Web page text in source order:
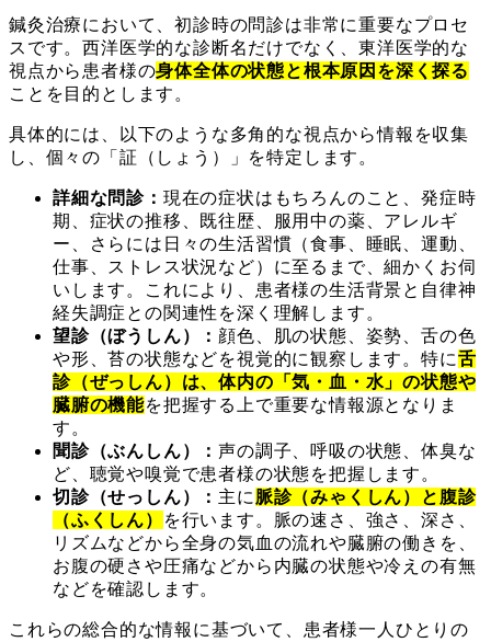
鍼灸治療において、初診時の問診は非常に重要なプロセ
スです。西洋医学的な診断名だけでなく、東洋医学的な
視点から患者様の身体全体の状態と根本原因を深く探る
ことを目的とします。
具体的には、以下のような多角的な視点から情報を収集
し、個々の「証（しょう）」を特定します。
詳細な問診： 現在の症状はもちろんのこと、発症時
期、症状の推移、既往歴、服用中の薬、アレルギ
ー、さらには日々の生活習慣（食事、睡眠、運動、
仕事、ストレス状況など）に至るまで、細かくお伺
いします。これにより、患者様の生活背景と自律神
経失調症との関連性を深く理解します。
望診（ぼうしん）： 顔色、肌の状態、姿勢、舌の色
や形、苔の状態などを視覚的に観察します。特に舌
診（ぜっしん）は、体内の「気・血・水」の状態や
臓腑の機能を把握する上で重要な情報源となりま
す。
聞診（ぶんしん）：声の調子、呼吸の状態、体臭な
ど、聴覚や嗅覚で患者様の状態を把握します。
切診（せっしん）： 主に 脈診（みゃくしん）と腹診
（ふくしん）
を行います。脈の速さ、強さ、深さ、
リズムなどから全身の気血の流れや臓腑の働きを、
お腹の硬さや圧痛などから内臓の状態や冷えの有無
などを確認します。
これらの総合的な情報に基づいて、患者様一人ひとりの